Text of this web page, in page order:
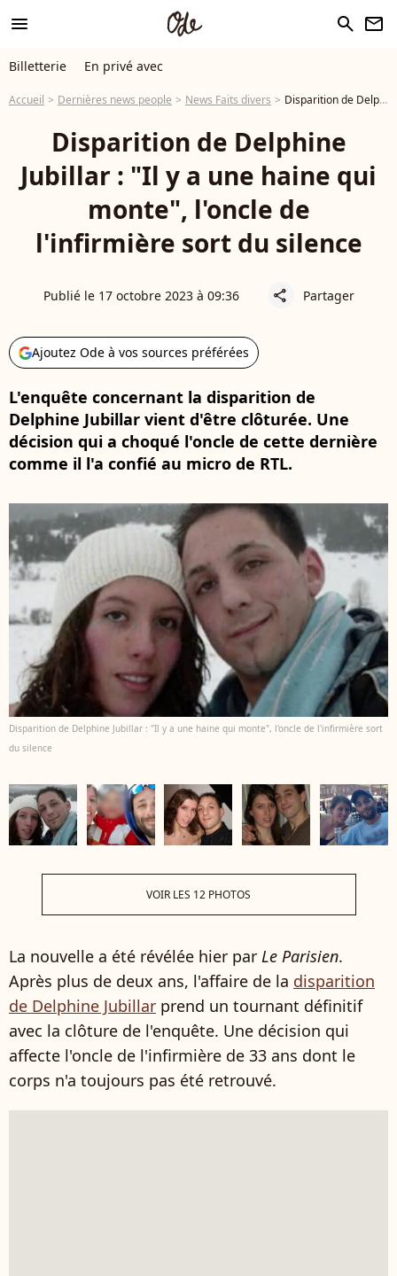
menu search newsletter
Billetterie En privé avec
Accueil Dernières news people News Faits divers Disparition de Delphine Jubillar : "Il y a une haine qui monte", l'oncle de l'infirmière sort du silence
Disparition de Delphine
Jubillar : "Il y a une haine qui
monte", l'oncle de
l'infirmière sort du silence
Publié le 17 octobre 2023 à 09:36 share Partager
Ajoutez Ode à vos sources préférées
L'enquête concernant la disparition de
Delphine Jubillar vient d'être clôturée. Une
décision qui a choqué l'oncle de cette dernière
comme il l'a confié au micro de RTL.
Disparition de Delphine Jubillar : "Il y a une haine qui monte", l'oncle de l'infirmière sort
du silence
VOIR LES 12 PHOTOS
La nouvelle a été révélée hier par Le Parisien.
Après plus de deux ans, l'affaire de la disparition
de Delphine Jubillar prend un tournant définitif
avec la clôture de l'enquête. Une décision qui
affecte l'oncle de l'infirmière de 33 ans dont le
corps n'a toujours pas été retrouvé.